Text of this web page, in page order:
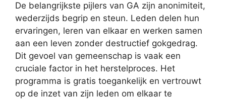
De belangrijkste pijlers van GA zijn anonimiteit,
wederzijds begrip en steun. Leden delen hun
ervaringen, leren van elkaar en werken samen
aan een leven zonder destructief gokgedrag.
Dit gevoel van gemeenschap is vaak een
cruciale factor in het herstelproces. Het
programma is gratis toegankelijk en vertrouwt
op de inzet van zijn leden om elkaar te